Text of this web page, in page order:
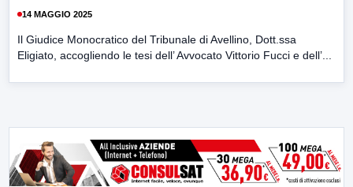
14 MAGGIO 2025
Il Giudice Monocratico del Tribunale di Avellino, Dott.ssa
Eligiato, accogliendo le tesi dell’ Avvocato Vittorio Fucci e dell’...